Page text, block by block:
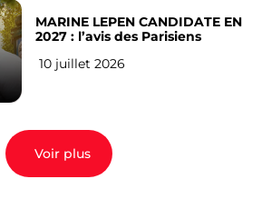
MARINE LEPEN CANDIDATE EN
2027 : l’avis des Parisiens
10 juillet 2026
Voir plus